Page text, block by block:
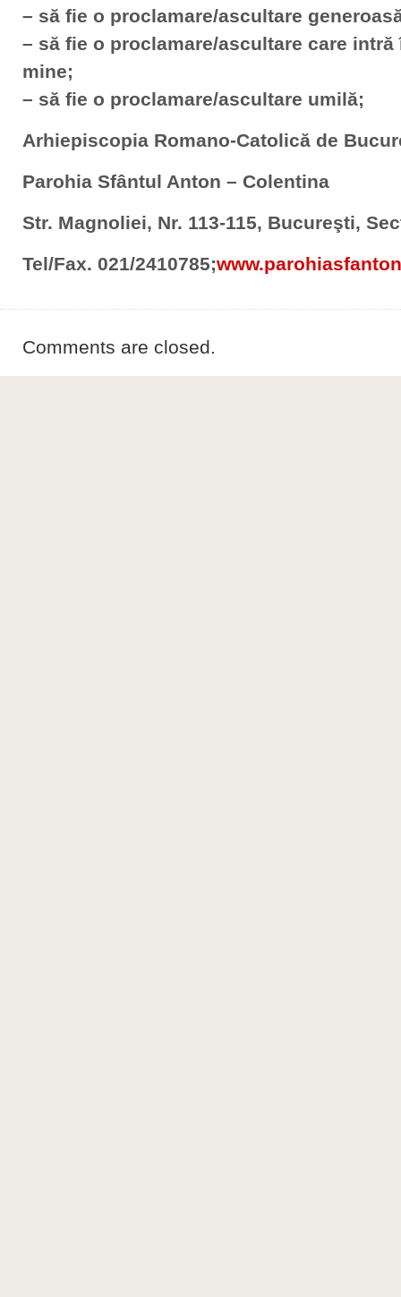
– să fie o proclamare/ascultare
– să fie o proclamare/ascultare care
mine;
– să fie o proclamare/ascultare umilă;
Arhiepiscopia Romano-Catolică de
Parohia Sfântul Anton – Colentina
Str. Magnoliei, Nr. 113-115, Bucureşti,
Tel/Fax. 021/2410785;
Comments are closed.